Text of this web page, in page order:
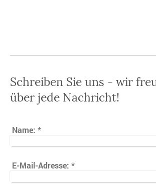
Schreiben Sie uns - wir
über jede Nachricht!
Name: *
E-Mail-Adresse: *